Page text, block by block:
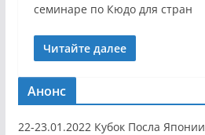
семинаре по Кюдо для стран
Читайте далее
Анонс
22-23.01.2022 Кубок Посла Японии